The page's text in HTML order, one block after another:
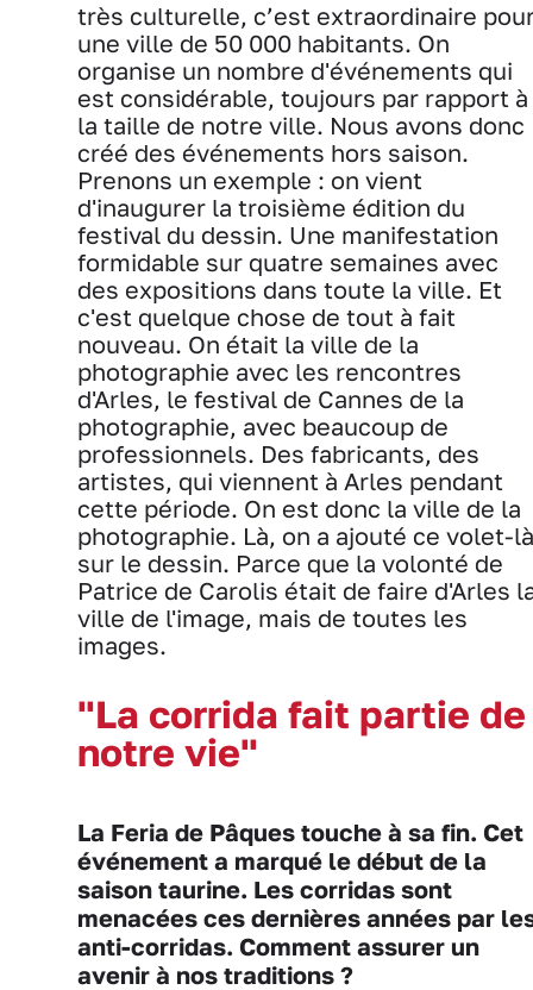
très culturelle, c’est extraordinaire
une ville de 50 000 habitants. On
organise un nombre d'événements qui
est considérable, toujours par rapport à
la taille de notre ville. Nous avons donc
créé des événements hors saison.
Prenons un exemple : on vient
d'inaugurer la troisième édition du
festival du dessin. Une manifestation
formidable sur quatre semaines avec
des expositions dans toute la ville. Et
c'est quelque chose de tout à fait
nouveau. On était la ville de la
photographie avec les rencontres
d'Arles, le festival de Cannes de la
photographie, avec beaucoup de
professionnels. Des fabricants, des
artistes, qui viennent à Arles pendant
cette période. On est donc la ville de la
photographie. Là, on a ajouté ce volet-là
sur le dessin. Parce que la volonté de
Patrice de Carolis était de faire d'Arles
ville de l'image, mais de toutes les
images.
"La corrida fait partie de
notre vie"
La Feria de Pâques touche à sa fin. Cet
événement a marqué le début de la
saison taurine. Les corridas sont
menacées ces dernières années par
anti-corridas. Comment assurer un
avenir à nos traditions ?